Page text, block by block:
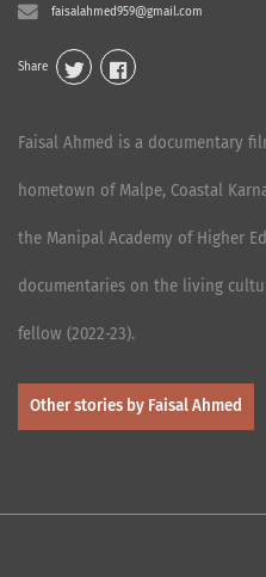
faisalahmed959@gmail.com
Share
Faisal Ahmed is a documentary
hometown of Malpe, Coastal
the Manipal Academy of Higher
documentaries on the living
fellow (2022-23).
Other stories by Faisal Ahmed